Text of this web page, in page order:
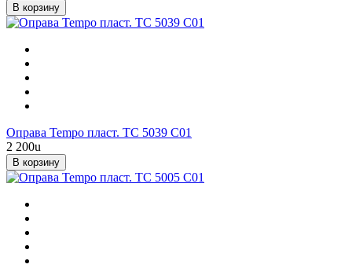
В корзину
Оправа Tempo пласт. TC 5039 C01
2 200u
В корзину